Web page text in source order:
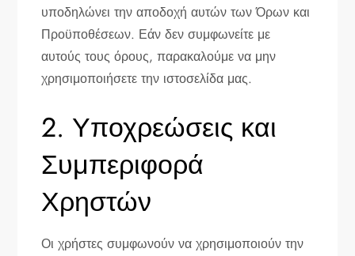
υποδηλώνει την αποδοχή αυτών των Όρων και
Προϋποθέσεων. Εάν δεν συμφωνείτε με
αυτούς τους όρους, παρακαλούμε να μην
χρησιμοποιήσετε την ιστοσελίδα μας.
2. Υποχρεώσεις και
Συμπεριφορά
Χρηστών
Οι χρήστες συμφωνούν να χρησιμοποιούν την